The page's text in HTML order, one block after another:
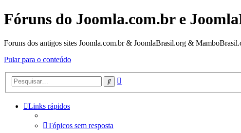
Fóruns do Joomla.com.br e
Foruns dos antigos sites Joomla.com.br & JoomlaBrasil.org &
Pular para o conteúdo
Pesquisar
Links rápidos
Tópicos sem resposta